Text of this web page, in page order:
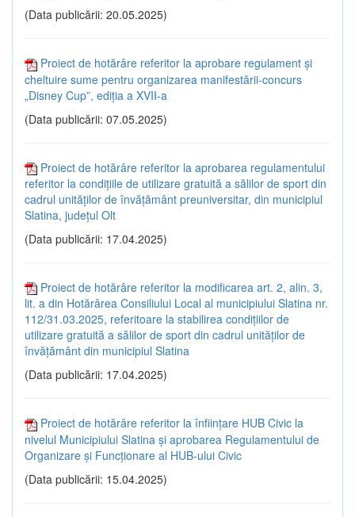
(Data publicării: 20.05.2025)
Proiect de hotărâre referitor la aprobare regulament și
cheltuire sume pentru organizarea manifestării-concurs
„Disney Cup”, ediția a XVII-a
(Data publicării: 07.05.2025)
Proiect de hotărâre referitor la aprobarea regulamentului
referitor la condițiile de utilizare gratuită a sălilor de sport din
cadrul unităților de învățământ preuniversitar, din municipiul
Slatina, județul Olt
(Data publicării: 17.04.2025)
Proiect de hotărâre referitor la modificarea art. 2, alin. 3,
lit. a din Hotărârea Consiliului Local al municipiului Slatina nr.
112/31.03.2025, referitoare la stabilirea condițiilor de
utilizare gratuită a sălilor de sport din cadrul unităților de
învățământ din municipiul Slatina
(Data publicării: 17.04.2025)
Proiect de hotărâre referitor la înființare HUB Civic la
nivelul Municipiului Slatina și aprobarea Regulamentului de
Organizare și Funcționare al HUB-ului Civic
(Data publicării: 15.04.2025)